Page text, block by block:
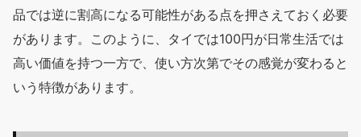
品では逆に割高になる可能性がある点を押さえておく必要
があります。このように、タイでは100円が日常生活では
高い価値を持つ一方で、使い方次第でその感覚が変わると
いう特徴があります。